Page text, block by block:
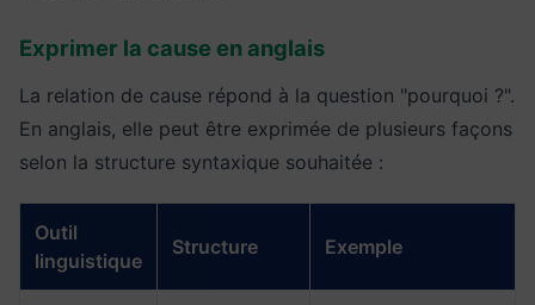
Exprimer la cause en anglais
La relation de cause répond à la question "pourquoi ?".
En anglais, elle peut être exprimée de plusieurs façons
selon la structure syntaxique souhaitée :
Outil
linguistique
Structure Exemple